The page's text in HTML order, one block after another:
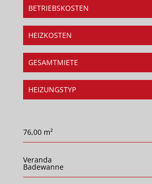
BETRIEBSKOSTEN
HEIZKOSTEN
GESAMTMIETE
HEIZUNGSTYP
76,00 m²
Veranda
Badewanne